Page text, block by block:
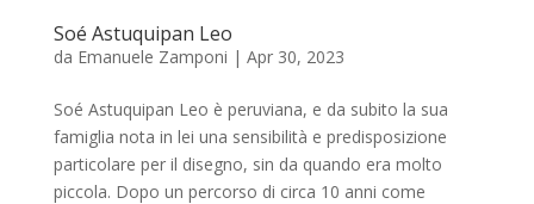
Soé Astuquipan Leo
da Emanuele Zamponi | Apr 30, 2023
Soé Astuquipan Leo è peruviana, e da subito la sua
famiglia nota in lei una sensibilità e predisposizione
particolare per il disegno, sin da quando era molto
piccola. Dopo un percorso di circa 10 anni come